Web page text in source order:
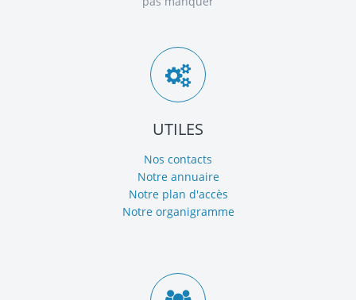
UTILES
Nos contacts
Notre annuaire
Notre plan d'accès
Notre organigramme